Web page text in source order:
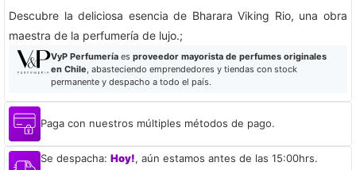
Descubre la deliciosa esencia de Bharara Viking Rio, una obra
maestra de la perfumería de lujo.;
VyP Perfumeríaes proveedor mayorista de perfumes originales
en Chile, abasteciendo emprendedores y tiendas con stock
permanente y despacho a todo el país.
Paga con nuestros múltiples métodos de pago.
Se despacha: Hoy!, aún estamos antes de las 15:00hrs.